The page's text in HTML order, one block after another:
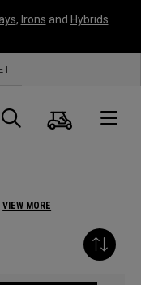
, Irons and Hybrids
Panier
VIEW MORE